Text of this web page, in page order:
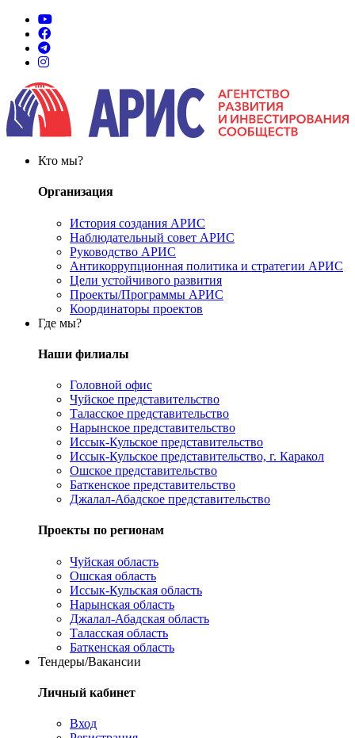
Кто мы?
Организация
История создания АРИС
Наблюдательный совет АРИС
Руководство АРИС
Антикоррупционная политика и стратегии АРИС
Цели устойчивого развития
Проекты/Программы АРИС
Координаторы проектов
Где мы?
Наши филиалы
Головной офис
Чуйское представительство
Таласское представительство
Нарынское представительство
Иссык-Кульское представительство
Иссык-Кульское представительство, г. Каракол
Ошское представительство
Баткенское представительство
Джалал-Абадское представительство
Проекты по регионам
Чуйская область
Ошская область
Иссык-Кульская область
Нарынская область
Джалал-Абадская область
Таласская область
Баткенская область
Тендеры/Вакансии
Личный кабинет
Вход